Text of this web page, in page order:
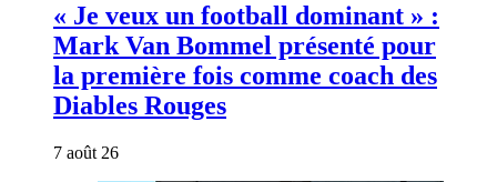
« Je veux un football dominant » :
Mark Van Bommel présenté pour
la première fois comme coach des
Diables Rouges
7 août 26